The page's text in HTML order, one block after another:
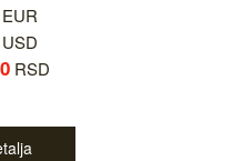
USD
RSD